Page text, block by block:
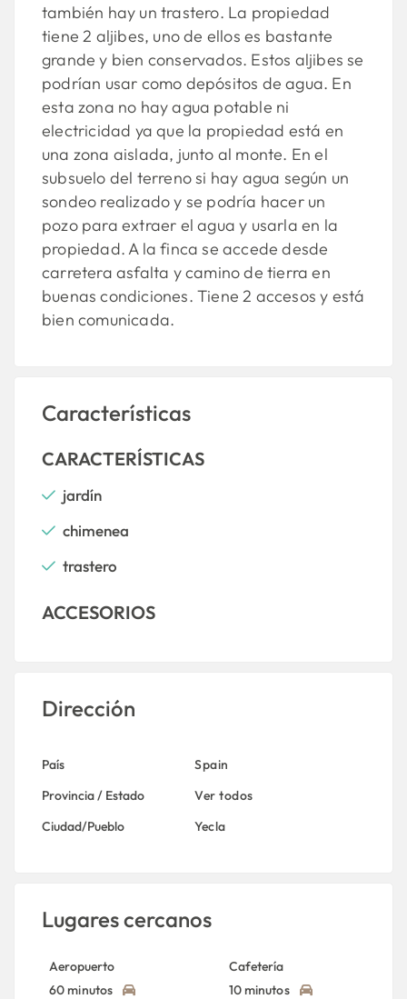
también hay un trastero. La propiedad
tiene 2 aljibes, uno de ellos es bastante
grande y bien conservados. Estos aljibes se
podrían usar como depósitos de agua. En
esta zona no hay agua potable ni
electricidad ya que la propiedad está en
una zona aislada, junto al monte. En el
subsuelo del terreno si hay agua según un
sondeo realizado y se podría hacer un
pozo para extraer el agua y usarla en la
propiedad. A la finca se accede desde
carretera asfalta y camino de tierra en
buenas condiciones. Tiene 2 accesos y está
bien comunicada.
Características
CARACTERÍSTICAS
jardín
chimenea
trastero
ACCESORIOS
Dirección
País
Spain
Provincia / Estado
Ver todos
Ciudad/Pueblo
Yecla
Lugares cercanos
Aeropuerto
60 minutos
Cafetería
10 minutos